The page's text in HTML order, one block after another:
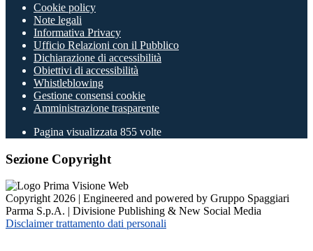
Cookie policy
Note legali
Informativa Privacy
Ufficio Relazioni con il Pubblico
Dichiarazione di accessibilità
Obiettivi di accessibilità
Whistleblowing
Gestione consensi cookie
Amministrazione trasparente
Pagina visualizzata 855 volte
Sezione Copyright
Copyright 2026 | Engineered and powered by Gruppo Spaggiari
Parma S.p.A. | Divisione Publishing & New Social Media
Disclaimer trattamento dati personali